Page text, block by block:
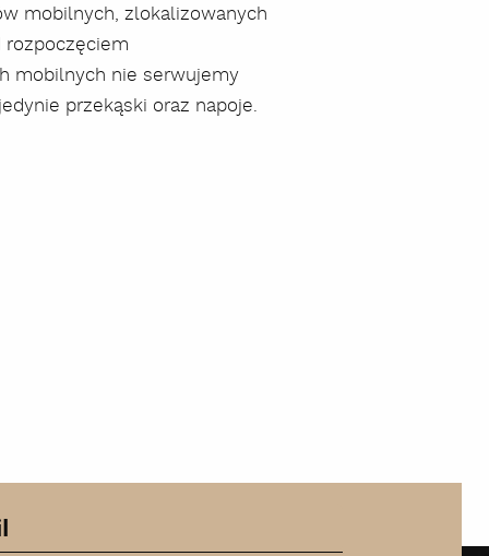
mobilnych, zlokalizowanych
rozpoczęciem
mobilnych nie serwujemy
przekąski oraz napoje.